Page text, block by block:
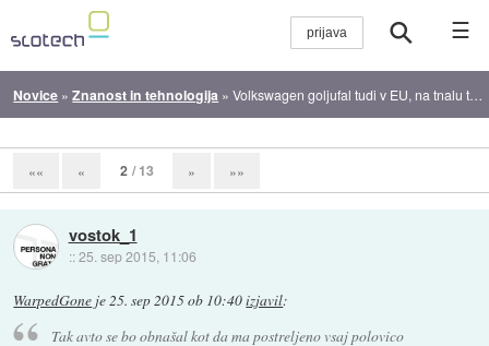
☰
Novice »Znanost in tehnologija »Volkswagen goljufal tudi v EU, na tnalu tudi BMW
«« « 2 / 13 » »»
vostok_1
::25. sep 2015, 11:06
WarpedGone je25. sep 2015 ob 10:40izjavil:
Tak avto se bo obnašal kot da ma postreljeno vsaj polovico